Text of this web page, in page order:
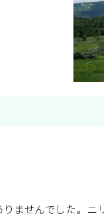
ませんでした。